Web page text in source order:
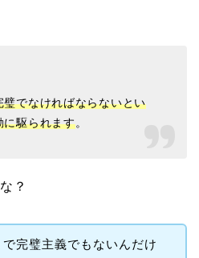
璧でなければならないとい
に駆られます。
？
完璧主義でもないんだけ